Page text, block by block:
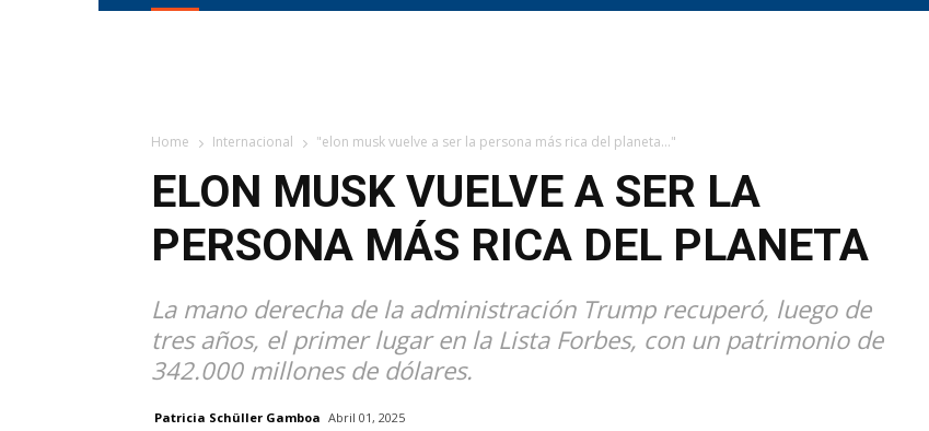
Home Internacional "elon musk vuelve a ser la persona más rica del planeta..."
ELON MUSK VUELVE A SER LA
PERSONA MÁS RICA DEL PLANETA
La mano derecha de la administración Trump recuperó, luego de
tres años, el primer lugar en la Lista Forbes, con un patrimonio de
342.000 millones de dólares.
Patricia Schüller Gamboa Abril 01, 2025